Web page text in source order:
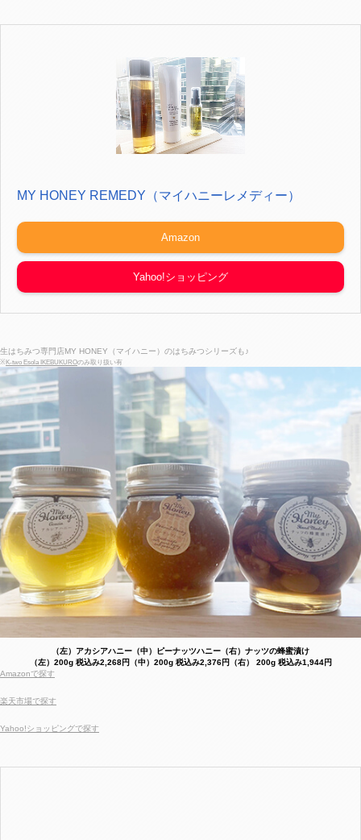
MY HONEY REMEDY（マイハニーレメディー）
Amazon
Yahoo!ショッピング
生はちみつ専門店MY HONEY（マイハニー）のはちみつシリーズも♪
※K-two Esola IKEBUKUROのみ取り扱い有
（左）アカシアハニー（中）ピーナッツハニー（右）ナッツの蜂蜜漬け
（左）200g 税込み2,268円（中）200g 税込み2,376円（右） 200g 税込み1,944円
Amazonで探す
楽天市場で探す
Yahoo!ショッピングで探す